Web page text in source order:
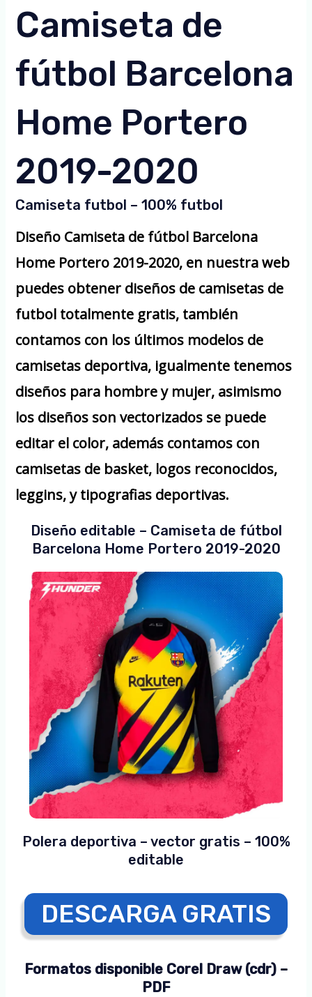
Camiseta de
fútbol Barcelona
Home Portero
2019-2020
Camiseta futbol – 100% futbol
Diseño Camiseta de fútbol Barcelona
Home Portero 2019-2020, en nuestra web
puedes obtener diseños de camisetas de
futbol totalmente gratis, también
contamos con los últimos modelos de
camisetas deportiva, igualmente tenemos
diseños para hombre y mujer, asimismo
los diseños son vectorizados se puede
editar el color, además contamos con
camisetas de basket, logos reconocidos,
leggins, y tipografias deportivas.
Diseño editable – Camiseta de fútbol
Barcelona Home Portero 2019-2020
Polera deportiva – vector gratis – 100%
editable
DESCARGA GRATIS
Formatos disponible Corel Draw (cdr) –
PDF